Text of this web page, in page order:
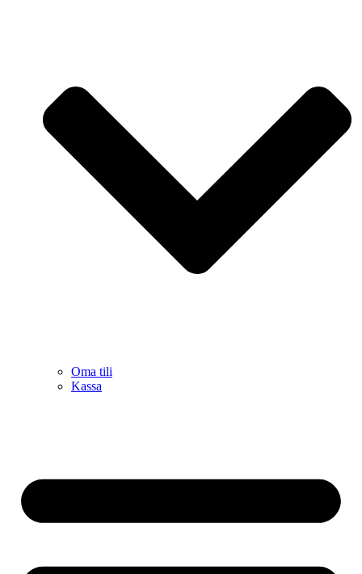
Oma tili
Kassa